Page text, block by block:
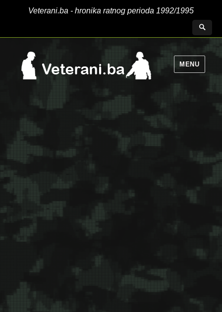
Veterani.ba - hronika ratnog perioda 1992/1995
MENU